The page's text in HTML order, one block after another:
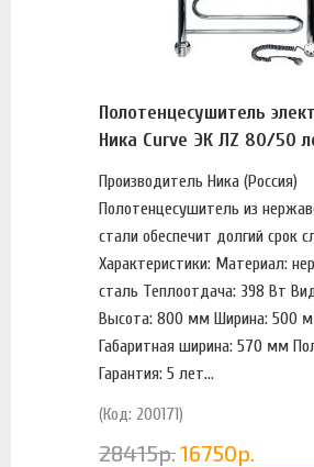
Полотенцесушитель
Ника Curve ЭК ЛZ 80/50
Производитель Ника (Россия)
Полотенцесушитель из
стали обеспечит долгий срок
Характеристики: Материал:
сталь Теплоотдача: 398 Вт
Высота: 800 мм Ширина: 500
Габаритная ширина: 570 мм
Гарантия: 5 лет...
(Код: 200171)
28415р.16750р.